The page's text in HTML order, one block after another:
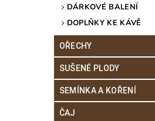
DÁRKOVÉ BALENÍ
DOPLŇKY KE KÁVĚ
OŘECHY
SUŠENÉ PLODY
SEMÍNKA A KOŘENÍ
ČAJ